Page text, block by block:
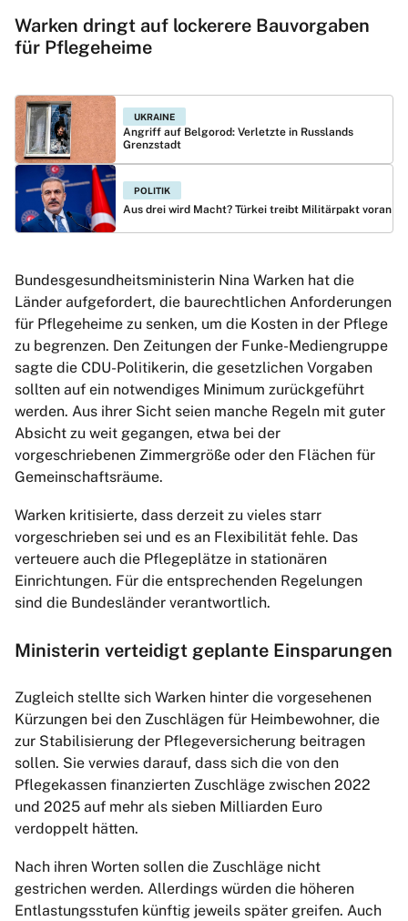
Warken dringt auf lockerere Bauvorgaben
für Pflegeheime
UKRAINE
Angriff auf Belgorod: Verletzte in Russlands
Grenzstadt
POLITIK
Aus drei wird Macht? Türkei treibt Militärpakt voran
Bundesgesundheitsministerin Nina Warken hat die
Länder aufgefordert, die baurechtlichen Anforderungen
für Pflegeheime zu senken, um die Kosten in der Pflege
zu begrenzen. Den Zeitungen der Funke-Mediengruppe
sagte die CDU-Politikerin, die gesetzlichen Vorgaben
sollten auf ein notwendiges Minimum zurückgeführt
werden. Aus ihrer Sicht seien manche Regeln mit guter
Absicht zu weit gegangen, etwa bei der
vorgeschriebenen Zimmergröße oder den Flächen für
Gemeinschaftsräume.
Warken kritisierte, dass derzeit zu vieles starr
vorgeschrieben sei und es an Flexibilität fehle. Das
verteuere auch die Pflegeplätze in stationären
Einrichtungen. Für die entsprechenden Regelungen
sind die Bundesländer verantwortlich.
Ministerin verteidigt geplante Einsparungen
Zugleich stellte sich Warken hinter die vorgesehenen
Kürzungen bei den Zuschlägen für Heimbewohner, die
zur Stabilisierung der Pflegeversicherung beitragen
sollen. Sie verwies darauf, dass sich die von den
Pflegekassen finanzierten Zuschläge zwischen 2022
und 2025 auf mehr als sieben Milliarden Euro
verdoppelt hätten.
Nach ihren Worten sollen die Zuschläge nicht
gestrichen werden. Allerdings würden die höheren
Entlastungsstufen künftig jeweils später greifen. Auch